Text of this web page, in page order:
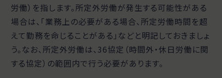
労働）を指します。所定外労働が発生する可能性がある
場合は、「業務上の必要がある場合、所定労働時間を超
えて勤務を命じることがある」などと明記しておきましょ
う。なお、所定外労働は、36協定（時間外・休日労働に関
する協定）の範囲内で行う必要があります。